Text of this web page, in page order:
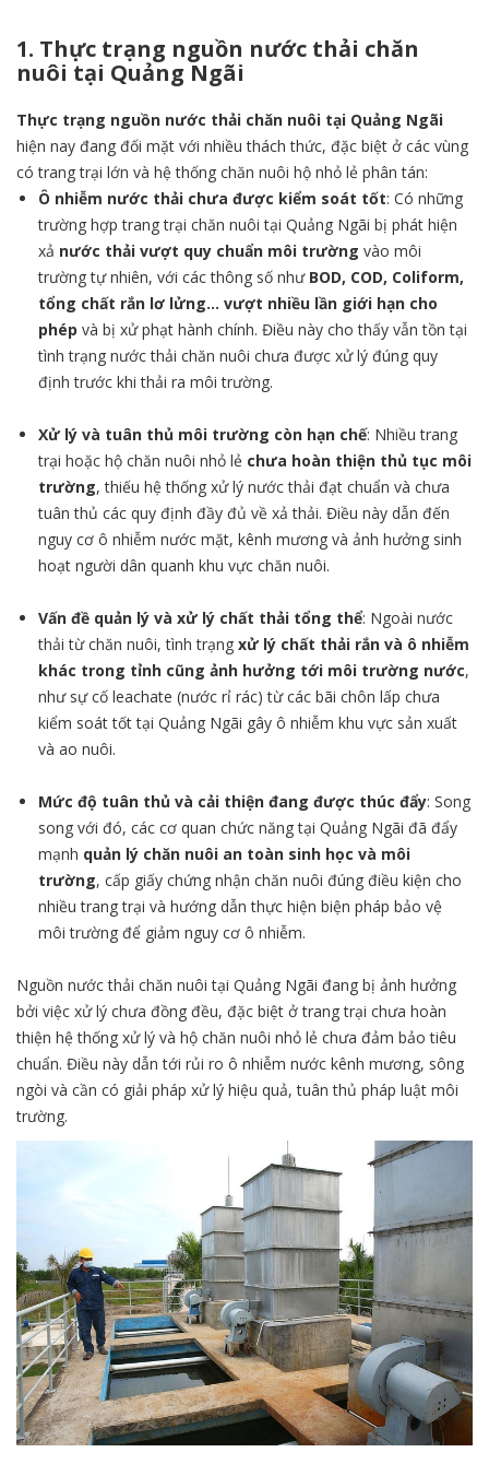
1. Thực trạng nguồn nước thải chăn
nuôi tại Quảng Ngãi
Thực trạng nguồn nước thải chăn nuôi tại Quảng Ngãi
hiện nay đang đối mặt với nhiều thách thức, đặc biệt ở các vùng
có trang trại lớn và hệ thống chăn nuôi hộ nhỏ lẻ phân tán:
Ô nhiễm nước thải chưa được kiểm soát tốt: Có những
trường hợp trang trại chăn nuôi tại Quảng Ngãi bị phát hiện
xả nước thải vượt quy chuẩn môi trường vào môi
trường tự nhiên, với các thông số như BOD, COD, Coliform,
tổng chất rắn lơ lửng… vượt nhiều lần giới hạn cho
phép và bị xử phạt hành chính. Điều này cho thấy vẫn tồn tại
tình trạng nước thải chăn nuôi chưa được xử lý đúng quy
định trước khi thải ra môi trường.
Xử lý và tuân thủ môi trường còn hạn chế: Nhiều trang
trại hoặc hộ chăn nuôi nhỏ lẻ chưa hoàn thiện thủ tục môi
trường, thiếu hệ thống xử lý nước thải đạt chuẩn và chưa
tuân thủ các quy định đầy đủ về xả thải. Điều này dẫn đến
nguy cơ ô nhiễm nước mặt, kênh mương và ảnh hưởng sinh
hoạt người dân quanh khu vực chăn nuôi.
Vấn đề quản lý và xử lý chất thải tổng thể: Ngoài nước
thải từ chăn nuôi, tình trạng xử lý chất thải rắn và ô nhiễm
khác trong tỉnh cũng ảnh hưởng tới môi trường nước,
như sự cố leachate (nước rỉ rác) từ các bãi chôn lấp chưa
kiểm soát tốt tại Quảng Ngãi gây ô nhiễm khu vực sản xuất
và ao nuôi.
Mức độ tuân thủ và cải thiện đang được thúc đẩy: Song
song với đó, các cơ quan chức năng tại Quảng Ngãi đã đẩy
mạnh quản lý chăn nuôi an toàn sinh học và môi
trường, cấp giấy chứng nhận chăn nuôi đúng điều kiện cho
nhiều trang trại và hướng dẫn thực hiện biện pháp bảo vệ
môi trường để giảm nguy cơ ô nhiễm.
Nguồn nước thải chăn nuôi tại Quảng Ngãi đang bị ảnh hưởng
bởi việc xử lý chưa đồng đều, đặc biệt ở trang trại chưa hoàn
thiện hệ thống xử lý và hộ chăn nuôi nhỏ lẻ chưa đảm bảo tiêu
chuẩn. Điều này dẫn tới rủi ro ô nhiễm nước kênh mương, sông
ngòi và cần có giải pháp xử lý hiệu quả, tuân thủ pháp luật môi
trường.